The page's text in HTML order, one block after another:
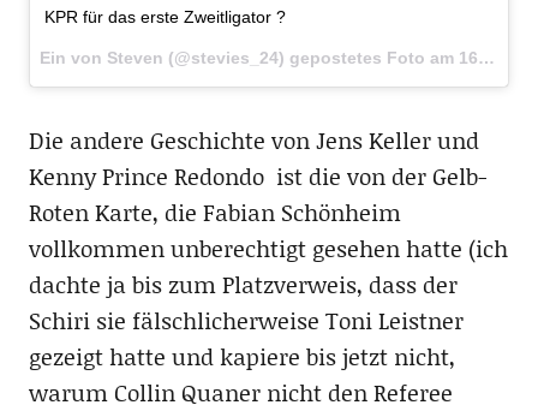
KPR für das erste Zweitligator ?
Ein von Steven (@stevies_24) gepostetes Foto am 16. Sep 2016 um 13:14 Uhr
Die andere Geschichte von Jens Keller und
Kenny Prince Redondo ist die von der Gelb-
Roten Karte, die Fabian Schönheim
vollkommen unberechtigt gesehen hatte (ich
dachte ja bis zum Platzverweis, dass der
Schiri sie fälschlicherweise Toni Leistner
gezeigt hatte und kapiere bis jetzt nicht,
warum Collin Quaner nicht den Referee